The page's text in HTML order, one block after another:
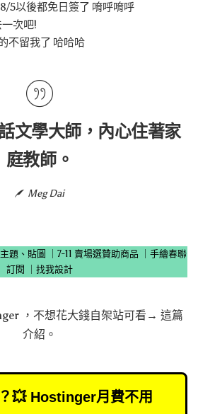
5以後都免日簽了 唷呼唷呼
次吧!
不留我了 哈哈哈
文學大師，內心住著家
庭教師。
Meg Dai
題、貼圖 7-11 賣場選贊助商品
手繪春聯
訂閱
找我設計
，不想花大錢自架站可看→ 這篇
介紹 。
💥 Hostinger月費不用